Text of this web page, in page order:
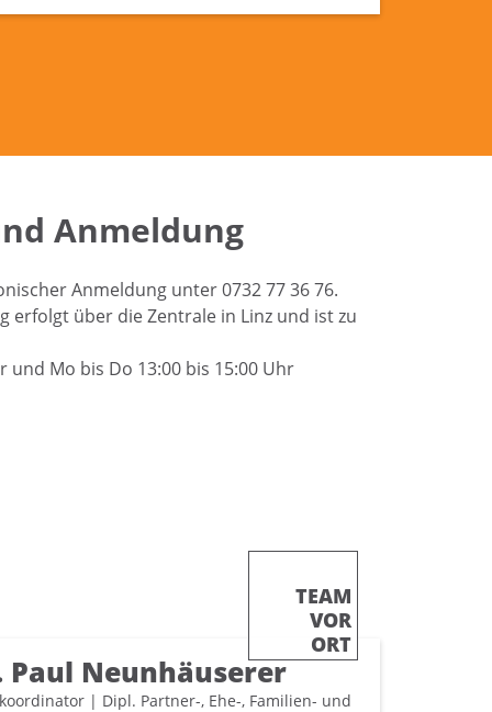
Anmeldung
Anmeldung unter 0732 77 36 76.
erfolgt über die Zentrale in Linz und ist zu
und Mo bis Do 13:00 bis 15:00 Uhr
TEAM
VOR
ORT
Paul Neunhäuserer
| Dipl. Partner-, Ehe-, Familien- und